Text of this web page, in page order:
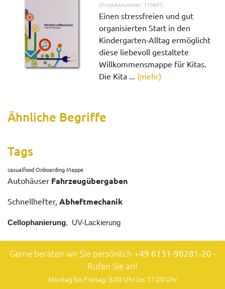
(Produktnummer: 110441)
Einen stressfreien und gut
organisierten Start in den
Kindergarten-Alltag ermöglicht
diese liebevoll gestaltete
Willkommensmappe für Kitas.
Die Kita ... (mehr)
Ähnliche Begriffe
Tags
casualfood Onboarding Mappe
Autohäuser Fahrzeugübergaben
Schnellhefter, Abheftmechanik
Cellophanierung, UV-Lackierung
Gerne beraten wir Sie persönlich +49 6131-98281-20 -
Rufen Sie an!
Montag bis Freitag: 8.00 Uhr bis 17.00 Uhr